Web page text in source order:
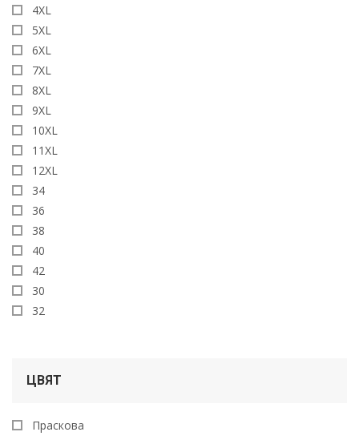
4XL
5XL
6XL
7XL
8XL
9XL
10XL
11XL
12XL
34
36
38
40
42
30
32
ЦВЯТ
Праскова